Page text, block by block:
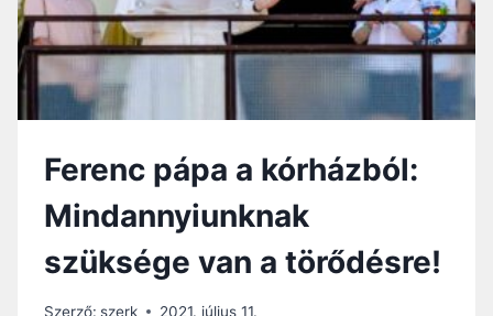
Ferenc pápa a kórházból:
Mindannyiunknak
szüksége van a törődésre!
Szerző: szerk 2021. július 11.